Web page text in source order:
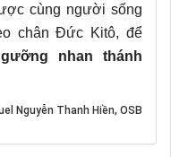
cùng người sống
chân Đức Kitô, để
nhan thánh
Nguyễn Thanh Hiền, OSB